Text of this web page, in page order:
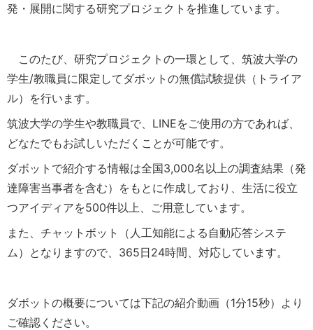
発・展開に関する研究プロジェクトを推進しています。
このたび、研究プロジェクトの一環として、筑波大学の
学生/教職員に限定してダボットの無償試験提供（トライア
ル）を行います。
筑波大学の学生や教職員で、LINEをご使用の方であれば、
どなたでもお試しいただくことが可能です。
ダボットで紹介する情報は全国3,000名以上の調査結果（発
達障害当事者を含む）をもとに作成しており、生活に役立
つアイディアを500件以上、ご用意しています。
また、チャットボット（人工知能による自動応答システ
ム）となりますので、365日24時間、対応しています。
ダボットの概要については下記の紹介動画（1分15秒）より
ご確認ください。